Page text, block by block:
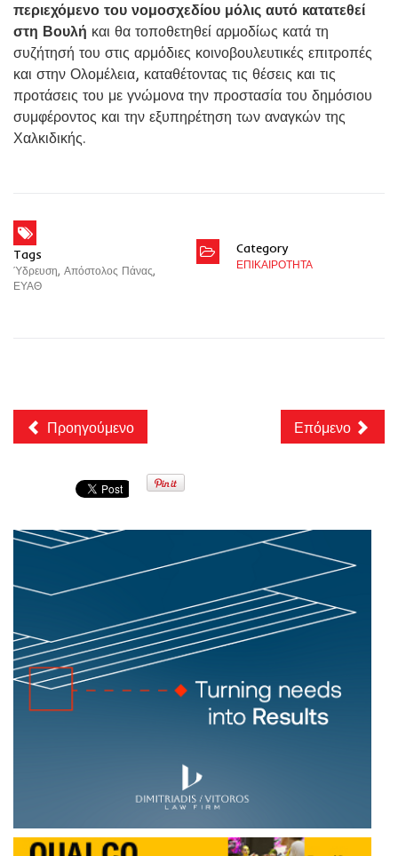
περιεχόμενο του νομοσχεδίου μόλις αυτό κατατεθεί
στη Βουλή και θα τοποθετηθεί αρμοδίως κατά τη
συζήτησή του στις αρμόδιες κοινοβουλευτικές επιτροπές
και στην Ολομέλεια, καταθέτοντας τις θέσεις και τις
προτάσεις του με γνώμονα την προστασία του δημόσιου
συμφέροντος και την εξυπηρέτηση των αναγκών της
Χαλκιδικής.
Tags
Ύδρευση, Απόστολος Πάνας,
ΕΥΑΘ
Category
ΕΠΙΚΑΙΡΟΤΗΤΑ
Προηγούμενο Επόμενο